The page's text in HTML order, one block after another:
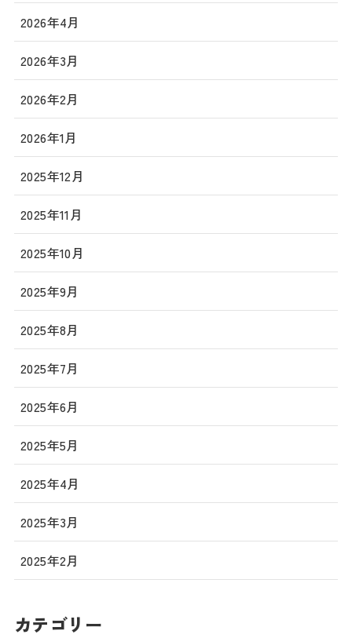
2026年4月
2026年3月
2026年2月
2026年1月
2025年12月
2025年11月
2025年10月
2025年9月
2025年8月
2025年7月
2025年6月
2025年5月
2025年4月
2025年3月
2025年2月
カテゴリー